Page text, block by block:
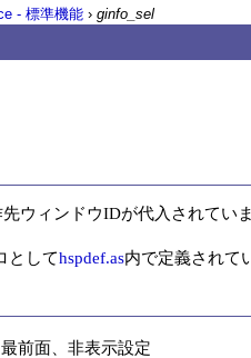
- 標準機能 › ginfo_sel
ウィンドウIDが代入されてい
としてhspdef.as内で定義されて
前面、非表示設定